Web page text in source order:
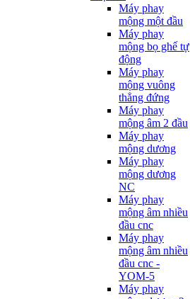
Máy phay
mộng một đầu
Máy phay
mộng bọ ghế tự
động
Máy phay
mộng vuông
thẳng đứng
Máy phay
mộng âm 2 đầu
Máy phay
mộng dương
Máy phay
mộng dương
NC
Máy phay
mộng âm nhiều
đầu cnc
Máy phay
mộng âm nhiều
đầu cnc -
YOM-5
Máy phay